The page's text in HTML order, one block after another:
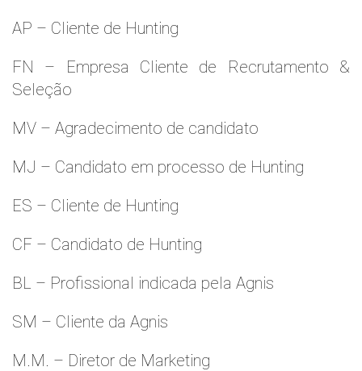
AP – Cliente de Hunting
FN – Empresa Cliente de Recrutamento &
Seleção
MV – Agradecimento de candidato
MJ – Candidato em processo de Hunting
ES – Cliente de Hunting
CF – Candidato de Hunting
BL – Profissional indicada pela Agnis
SM – Cliente da Agnis
M.M. – Diretor de Marketing